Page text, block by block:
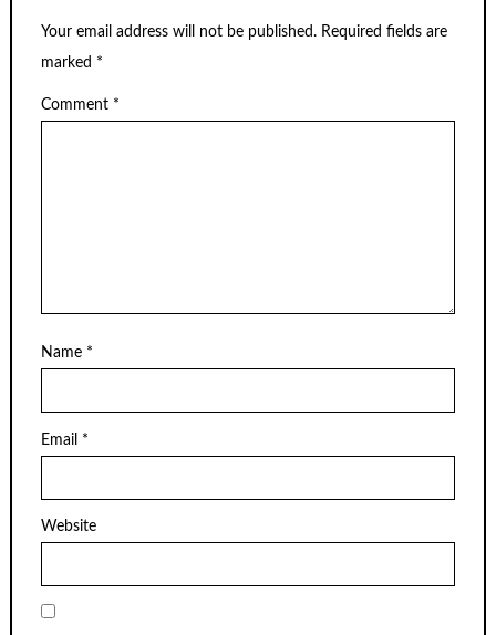
Your email address will not be published. Required fields are
marked *
Comment *
Name *
Email *
Website